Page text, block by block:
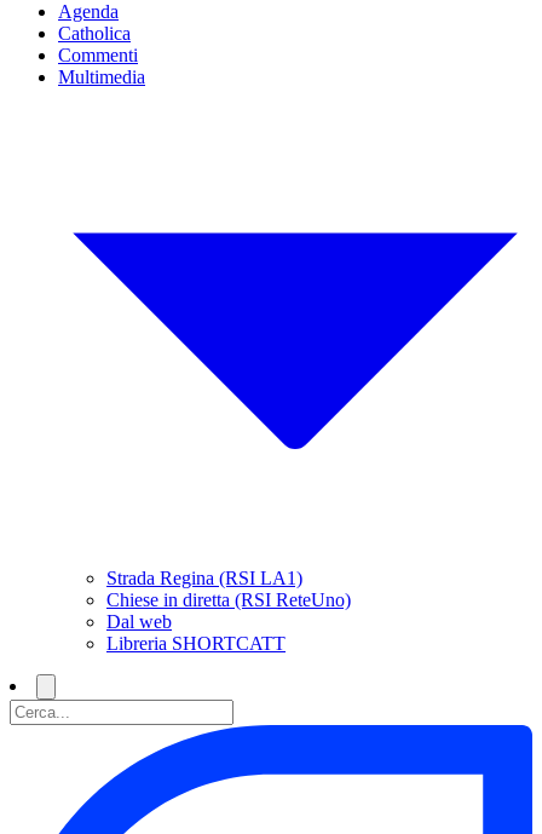
Agenda
Catholica
Commenti
Multimedia
Strada Regina (RSI LA1)
Chiese in diretta (RSI ReteUno)
Dal web
Libreria SHORTCATT